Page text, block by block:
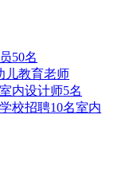
50名
儿教育老师
内设计师5名
校招聘10名室内